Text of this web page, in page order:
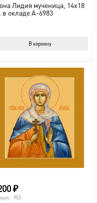
Лидия мученица, 14х18
в окладе A-6983
В корзину
₽
953